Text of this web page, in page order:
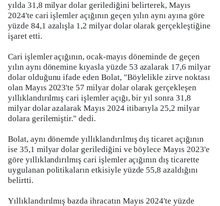
yılda 31,8 milyar dolar gerilediğini belirterek, Mayıs
2024'te cari işlemler açığının geçen yılın aynı ayına göre
yüzde 84,1 azalışla 1,2 milyar dolar olarak gerçekleştiğine
işaret etti.
Cari işlemler açığının, ocak-mayıs döneminde de geçen
yılın aynı dönemine kıyasla yüzde 53 azalarak 17,6 milyar
dolar olduğunu ifade eden Bolat, "Böylelikle zirve noktası
olan Mayıs 2023'te 57 milyar dolar olarak gerçekleşen
yıllıklandırılmış cari işlemler açığı, bir yıl sonra 31,8
milyar dolar azalarak Mayıs 2024 itibarıyla 25,2 milyar
dolara gerilemiştir." dedi.
Bolat, aynı dönemde yıllıklandırılmış dış ticaret açığının
ise 35,1 milyar dolar gerilediğini ve böylece Mayıs 2023'e
göre yıllıklandırılmış cari işlemler açığının dış ticarette
uygulanan politikaların etkisiyle yüzde 55,8 azaldığını
belirtti.
Yıllıklandırılmış bazda ihracatın Mayıs 2024'te yüzde